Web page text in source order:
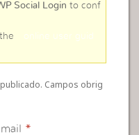
Social Login to conf
online user guid
Campos obrig
*